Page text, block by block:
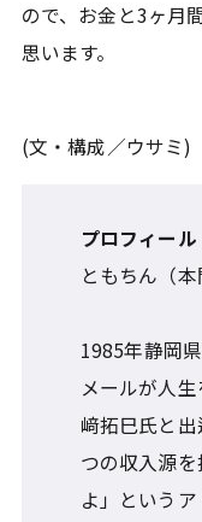
ので、お金と3ヶ月
思います。
(文・構成／ウサミ)
プロフィール
ともちん（本
1985年静岡
メールが人
﨑拓巳氏と
つの収入源
よ」という